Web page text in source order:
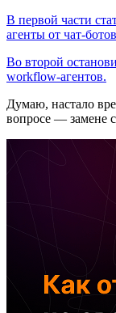
В первой части
агенты от чат-
Во второй
workflow-агентов.
Думаю, настало
вопросе — замене